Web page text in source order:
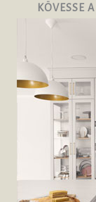
KÖVESSE